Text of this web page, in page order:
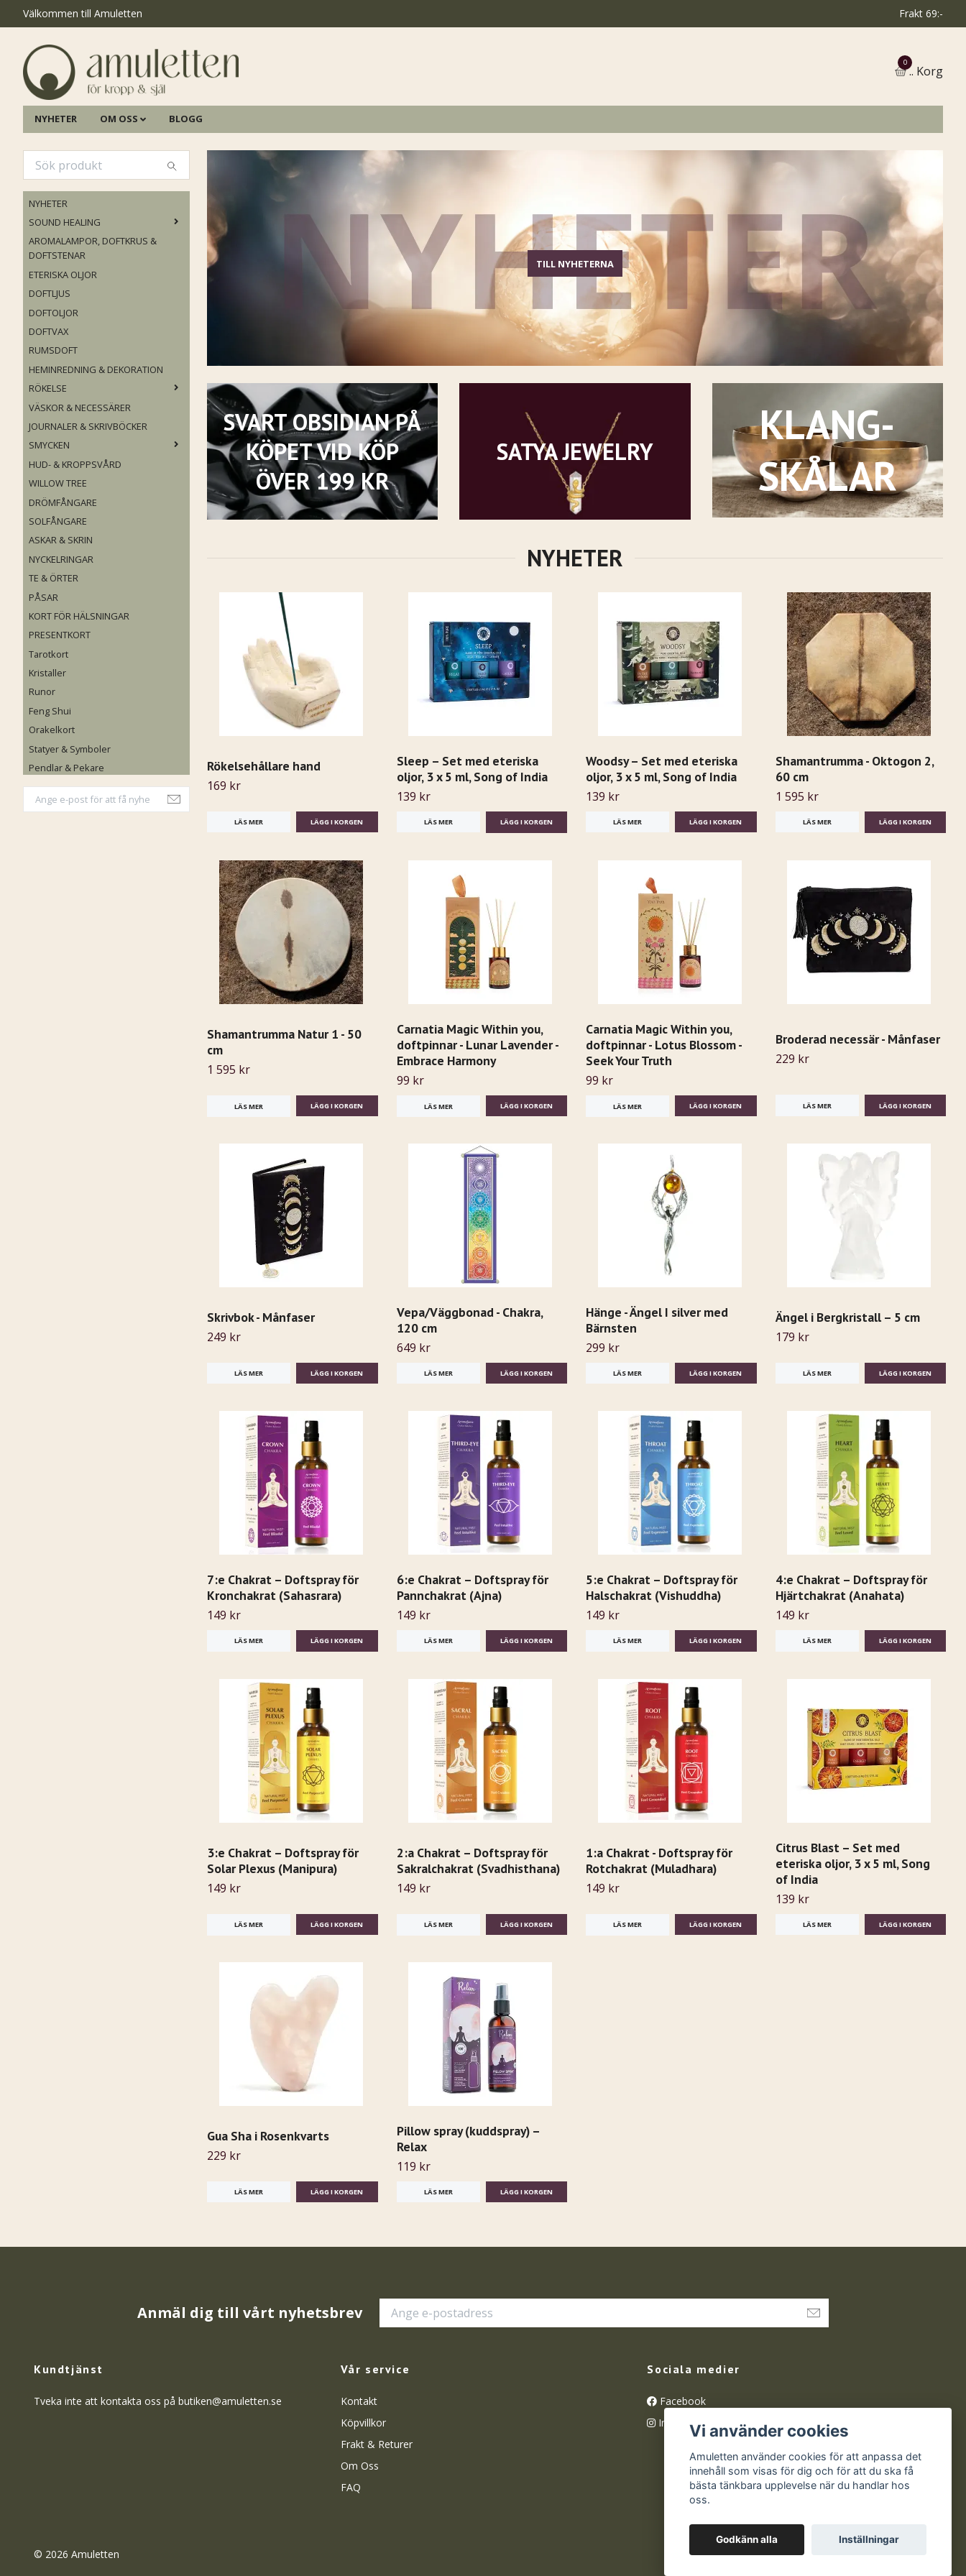
Välkommen till Amuletten Frakt 69:-
0
.. Korg
NYHETER OM OSS BLOGG
NYHETER
SOUND HEALING
AROMALAMPOR, DOFTKRUS &
DOFTSTENAR
ETERISKA OLJOR
DOFTLJUS
DOFTOLJOR
DOFTVAX
RUMSDOFT
HEMINREDNING & DEKORATION
RÖKELSE
VÄSKOR & NECESSÄRER
JOURNALER & SKRIVBÖCKER
SMYCKEN
HUD- & KROPPSVÅRD
WILLOW TREE
DRÖMFÅNGARE
SOLFÅNGARE
ASKAR & SKRIN
NYCKELRINGAR
TE & ÖRTER
PÅSAR
KORT FÖR HÄLSNINGAR
PRESENTKORT
Tarotkort
Kristaller
Runor
Feng Shui
Orakelkort
Statyer & Symboler
Pendlar & Pekare
TILL NYHETERNA
SVART OBSIDIAN PÅ
KÖPET VID KÖP
ÖVER 199 KR
SATYA JEWELRY
KLANG-
SKÅLAR
Rökelsehållare hand
169 kr
LÄS MER
Sleep – Set med eteriska
oljor, 3 x 5 ml, Song of India
139 kr
LÄS MER
Woodsy – Set med eteriska
oljor, 3 x 5 ml, Song of India
139 kr
LÄS MER
Shamantrumma - Oktogon 2,
60 cm
1 595 kr
LÄS MER
Shamantrumma Natur 1 - 50
cm
1 595 kr
LÄS MER
Carnatia Magic Within you,
doftpinnar - Lunar Lavender -
Embrace Harmony
99 kr
LÄS MER
Carnatia Magic Within you,
doftpinnar - Lotus Blossom -
Seek Your Truth
99 kr
LÄS MER
Broderad necessär - Månfaser
229 kr
LÄS MER
Skrivbok - Månfaser
249 kr
LÄS MER
Vepa/Väggbonad - Chakra,
120 cm
649 kr
LÄS MER
Hänge - Ängel I silver med
Bärnsten
299 kr
LÄS MER
Ängel i Bergkristall – 5 cm
179 kr
LÄS MER
7:e Chakrat – Doftspray för
Kronchakrat (Sahasrara)
149 kr
LÄS MER
6:e Chakrat – Doftspray för
Pannchakrat (Ajna)
149 kr
LÄS MER
5:e Chakrat – Doftspray för
Halschakrat (Vishuddha)
149 kr
LÄS MER
4:e Chakrat – Doftspray för
Hjärtchakrat (Anahata)
149 kr
LÄS MER
3:e Chakrat – Doftspray för
Solar Plexus (Manipura)
149 kr
LÄS MER
2:a Chakrat – Doftspray för
Sakralchakrat (Svadhisthana)
149 kr
LÄS MER
1:a Chakrat - Doftspray för
Rotchakrat (Muladhara)
149 kr
LÄS MER
Citrus Blast – Set med
eteriska oljor, 3 x 5 ml, Song
of India
139 kr
LÄS MER
Gua Sha i Rosenkvarts
229 kr
LÄS MER
Pillow spray (kuddspray) –
Relax
119 kr
LÄS MER
Anmäl dig till vårt nyhetsbrev
Kundtjänst
Tveka inte att kontakta oss på butiken@amuletten.se
Vår service
Kontakt
Köpvillkor
Frakt & Returer
Om Oss
FAQ
Sociala medier
Facebook
Instagram
© 2026 Amuletten
Vi använder cookies
Amuletten använder cookies för att anpassa det
innehåll som visas för dig och för att du ska få
bästa tänkbara upplevelse när du handlar hos
oss.
Godkänn alla Inställningar